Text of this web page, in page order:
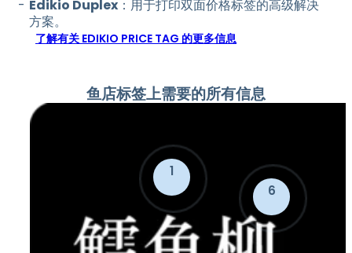
Edikio Duplex ：用于打印双面价格标签的高级解决
方案。
了解有关 EDIKIO PRICE TAG 的更多信息
鱼店标签上需要的所有信息
1
6